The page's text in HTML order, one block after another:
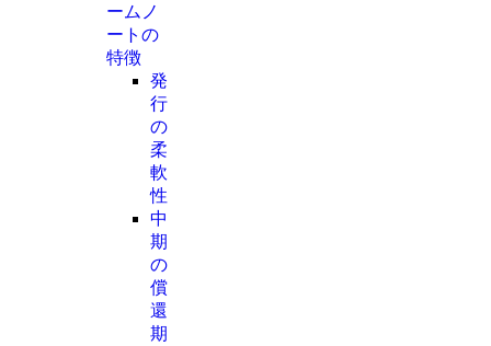
ームノ
ートの
特徴
発
行
の
柔
軟
性
中
期
の
償
還
期